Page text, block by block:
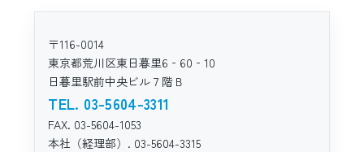
〒116-0014
東京都荒川区東日暮里6‐60‐10
日暮里駅前中央ビル７階Ｂ
TEL. 03-5604-3311
FAX. 03-5604-1053
本社（経理部）. 03-5604-3315